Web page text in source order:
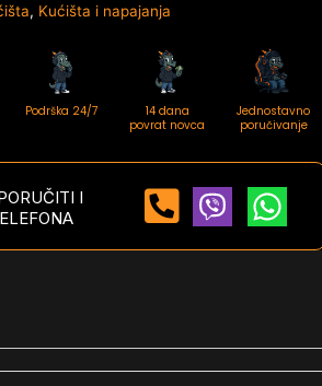
, Kućišta i napajanja
Podrška 24/7
14 dana
povrat novca
Jednostavno
poručivanje
I